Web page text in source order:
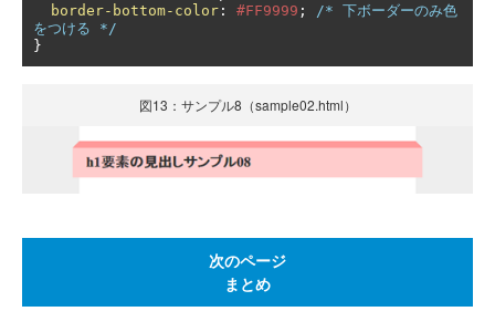
border-bottom-color : #FF9999 ;
/* 下ボーダーのみ色
をつける */
}
図13：サンプル8（sample02.html）
次のページ
まとめ